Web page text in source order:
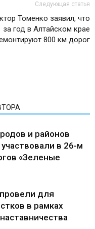
Следующая статья
Томенко заявил, что
за год в Алтайском крае
800 км дорог
и районов
в 26-м
«Зеленые
для
в рамках